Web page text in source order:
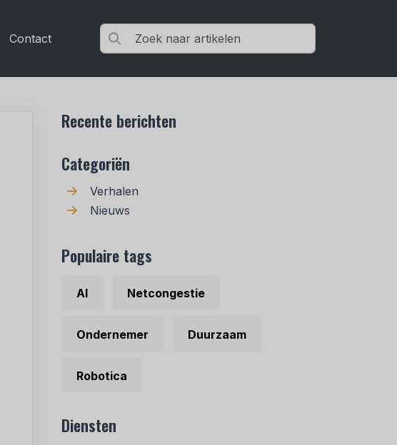
Contact
Recente berichten
Categoriën
Verhalen
Nieuws
Populaire tags
AI Netcongestie
Ondernemer Duurzaam
Robotica
Diensten